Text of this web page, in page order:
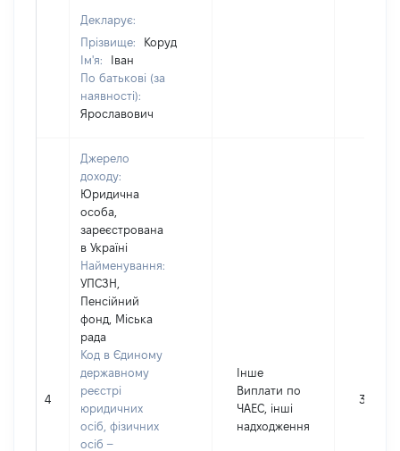
Декларує:
Прізвище:
Коруд
Ім'я:
Іван
По батькові (за
наявності):
Ярославович
4
Джерело
доходу:
Юридична
особа,
зареєстрована
в Україні
Найменування:
УПСЗН,
Пенсійний
фонд, Міська
рада
Код в Єдиному
державному
реєстрі
юридичних
осіб, фізичних
осіб –
Інше
Виплати по
ЧАЕС, інші
надходження
34444